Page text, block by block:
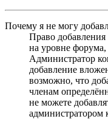
Почему я не могу
Право
на уровне
Администратор
добавление
возможно, что
членам
не можете
администратором